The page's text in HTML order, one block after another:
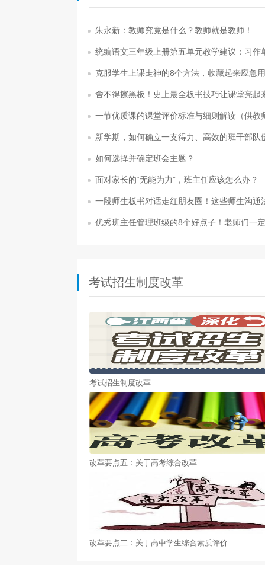
朱永新：教师究竟是什么？教师就是教师！
统编语文三年级上册第五单元教学建议：习作
克服学生上课走神的8个方法，收藏起来应急
舍不得擦黑板！史上最全板书技巧让课堂亮起
一节优质课的课堂评价标准与细则解读（供教
新学期，如何确立一支得力、高效的班干部队
如何选择并确定班会主题？
面对家长的“无能为力”，班主任应该怎么办？
一段师生板书对话走红朋友圈！这些师生沟通
优秀班主任管理班级的8个好点子！老师们一
考试招生制度改革
考试招生制度改革
改革要点五：关于高考综合改革
改革要点二：关于高中学生综合素质评价